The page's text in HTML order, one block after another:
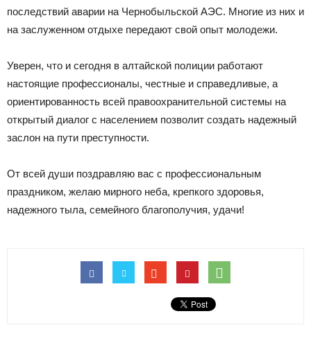
последствий аварии на Чернобыльской АЭС. Многие из них и
на заслуженном отдыхе передают свой опыт молодежи.
Уверен, что и сегодня в алтайской полиции работают
настоящие профессионалы, честные и справедливые, а
ориентированность всей правоохранительной системы на
открытый диалог с населением позволит создать надежный
заслон на пути преступности.
От всей души поздравляю вас с профессиональным
праздником, желаю мирного неба, крепкого здоровья,
надежного тыла, семейного благополучия, удачи!